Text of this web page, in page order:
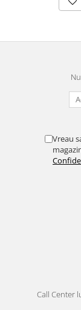
Vreau
Call Center